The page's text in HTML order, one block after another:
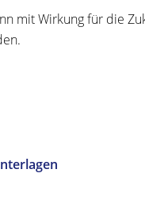
mit Wirkung für die